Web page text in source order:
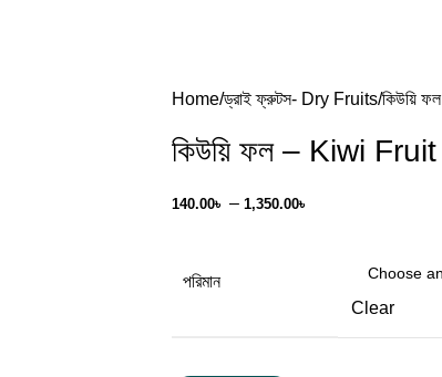
Home ড্রাই ফ্রুটস- Dry Fruits কিউয়ি
কিউয়ি ফল – Kiwi Fruit
140.00৳ – 1,350.00৳
পরিমান
Clear